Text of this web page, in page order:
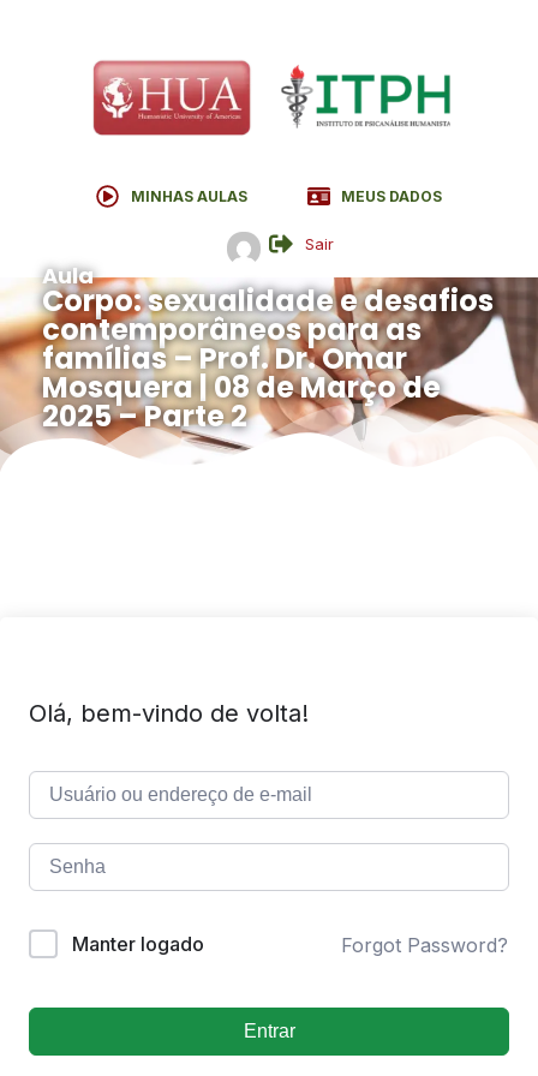
MINHAS AULAS MEUS DADOS
Sair
Aula
Corpo: sexualidade e desafios
contemporâneos para as
famílias – Prof. Dr. Omar
Mosquera | 08 de Março de
2025 – Parte 2
Olá, bem-vindo de volta!
Manter logado Forgot Password?
Entrar